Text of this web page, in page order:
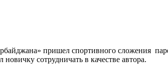
пришел спортивного сложения
сотрудничать в качестве автора.